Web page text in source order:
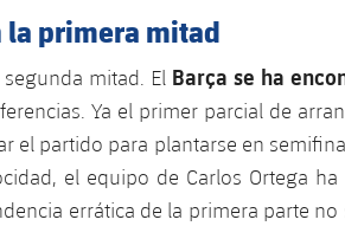
la primera mitad
mitad. El Barça se ha
Ya el primer parcial de
el partido para plantarse en
el equipo de Carlos Ortega
errática de la primera parte